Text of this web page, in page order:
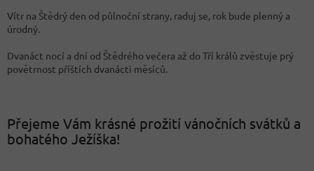
Vítr na Štědrý den od půlnoční strany, raduj se, rok bude plenný a
úrodný.
Dvanáct nocí a dní od Štědrého večera až do Tří králů zvěstuje prý
povětrnost příštích dvanácti měsíců.
Přejeme Vám krásné prožití vánočních svátků a
bohatého Ježíška!